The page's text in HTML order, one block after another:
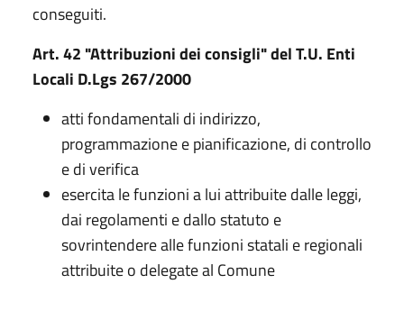
conseguiti.
Art. 42 "Attribuzioni dei consigli" del T.U. Enti
Locali D.Lgs 267/2000
atti fondamentali di indirizzo,
programmazione e pianificazione, di controllo
e di verifica
esercita le funzioni a lui attribuite dalle leggi,
dai regolamenti e dallo statuto e
sovrintendere alle funzioni statali e regionali
attribuite o delegate al Comune